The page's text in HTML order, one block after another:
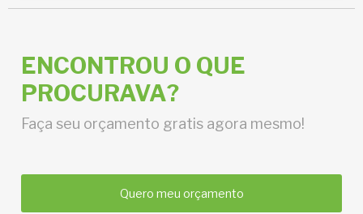
ENCONTROU O QUE
PROCURAVA?
Faça seu orçamento gratis agora mesmo!
Quero meu orçamento